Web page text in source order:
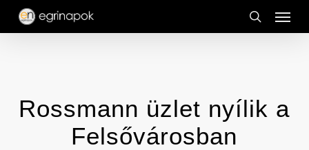
Skip
search
Menu
Rossmann üzlet nyílik a
Felsővárosban